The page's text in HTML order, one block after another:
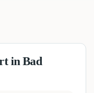
in Bad